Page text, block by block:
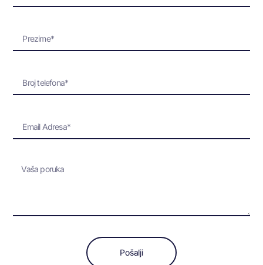
Pošalji